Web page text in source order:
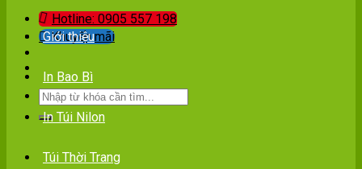
Hotline: 0905 557 198
Khuyến mãi
Tìm
kiếm:
Giới thiệu
In Bao Bì
In Túi Nilon
Túi Thời Trang